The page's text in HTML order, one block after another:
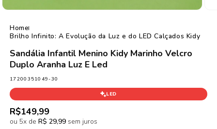
Home
Brilho Infinito: A Evolução da Luz e do LED Calçados Kidy
Sandália Infantil Menino Kidy Marinho Velcro
Duplo Aranha Luz E Led
SKU:
17200351049-30
LED
Preço
normal
R$149,99
ou 5x de R$ 29,99 sem juros